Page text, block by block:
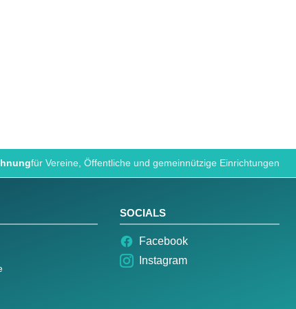
für Vereine, Öffentliche und gemeinnützige Einrichtungen
SOCIALS
Facebook
Instagram